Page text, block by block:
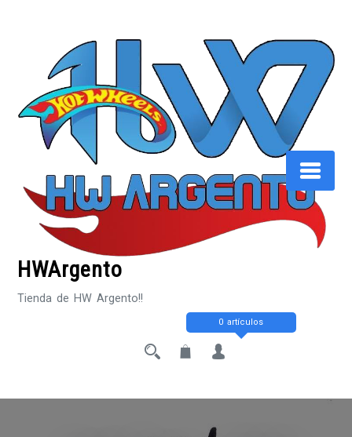
HWArgento
Tienda de HW Argento!!
0 artículos